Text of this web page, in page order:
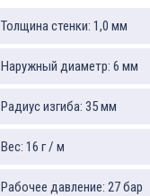
Толщина стенки: 1,0 мм
Наружный диаметр: 6 мм
Радиус изгиба: 35 мм
Вес: 16 г / м
Рабочее давление: 27 бар